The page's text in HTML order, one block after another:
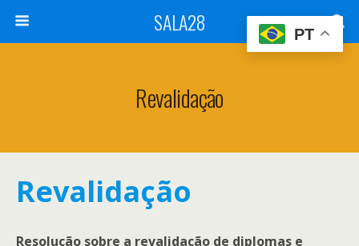
SALA28
Revalidação
Revalidação
Resolução sobre a revalidação de diplomas e
PT